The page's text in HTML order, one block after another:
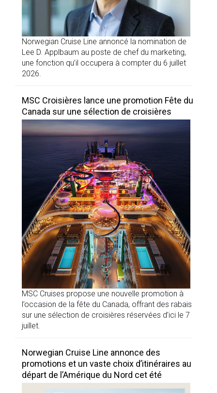
Norwegian Cruise Line annoncé la nomination de
Lee D. Applbaum au poste de chef du marketing,
une fonction qu’il occupera à compter du 6 juillet
2026.
MSC Croisières lance une promotion Fête du
Canada sur une sélection de croisières
MSC Cruises propose une nouvelle promotion à
l’occasion de la fête du Canada, offrant des rabais
sur une sélection de croisières réservées d’ici le 7
juillet.
Norwegian Cruise Line annonce des
promotions et un vaste choix d’itinéraires au
départ de l’Amérique du Nord cet été